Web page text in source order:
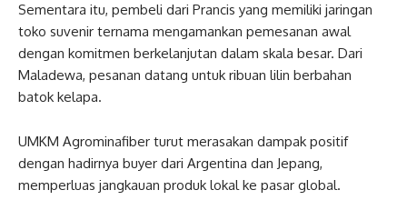
Sementara itu, pembeli dari Prancis yang memiliki jaringan
toko suvenir ternama mengamankan pemesanan awal
dengan komitmen berkelanjutan dalam skala besar. Dari
Maladewa, pesanan datang untuk ribuan lilin berbahan
batok kelapa.
UMKM Agrominafiber turut merasakan dampak positif
dengan hadirnya buyer dari Argentina dan Jepang,
memperluas jangkauan produk lokal ke pasar global.